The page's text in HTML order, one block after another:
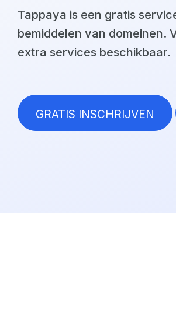
Tappaya is een gratis
bemiddelen van domeinen.
extra services beschikbaar.
GRATIS INSCHRIJVEN